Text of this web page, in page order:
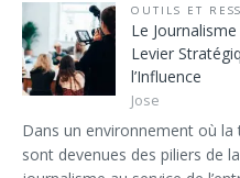
OUTILS ET
Le
Levier
l’Influence
Jose
Dans un environnement où la
sont devenues des piliers de